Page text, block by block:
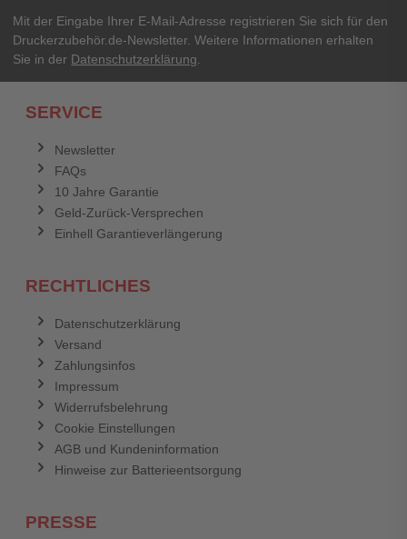
Mit der Eingabe Ihrer E-Mail-Adresse registrieren Sie sich für den
Druckerzubehör.de-Newsletter. Weitere Informationen erhalten
Sie in der Datenschutzerklärung
SERVICE
Newsletter
FAQs
10 Jahre Garantie
Geld-Zurück-Versprechen
Einhell Garantieverlängerung
RECHTLICHES
Datenschutzerklärung
Versand
Zahlungsinfos
Impressum
Widerrufsbelehrung
Cookie Einstellungen
AGB und Kundeninformation
Hinweise zur Batterieentsorgung
PRESSE